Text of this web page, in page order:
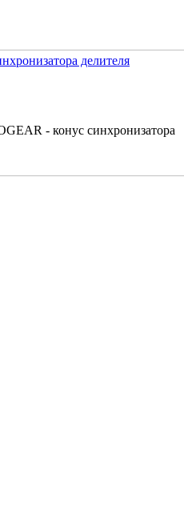
делителя
- конус синхронизатора